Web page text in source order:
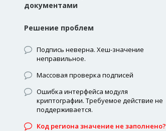
документами
Решение проблем
Подпись неверна. Хеш-значение
неправильное.
Массовая проверка подписей
Ошибка интерфейса модуля
криптографии. Требуемое действие не
поддерживается.
Код региона значение не заполнено?